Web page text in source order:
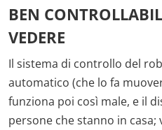
BEN
VEDERE
Il sistema di controllo del
automatico (che lo fa
funziona poi così male, e il
persone che stanno in